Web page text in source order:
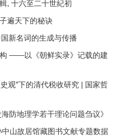
, 十六至二十世紀初
遍天下的秘诀
新名词的生成与传播
——以《朝鲜实录》记载的建
观”下的清代税收研究 | 国家哲
防地理学若干理论问题刍议》
山故居馆藏图书文献专题数据